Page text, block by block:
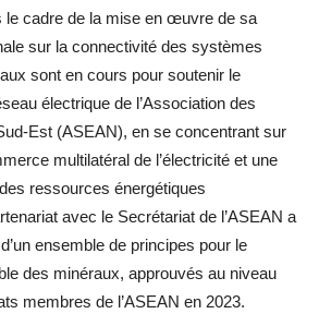
le cadre de la mise en œuvre de sa
sur la connectivité des systèmes
sont en cours pour soutenir le
électrique de l’Association des
Est (ASEAN), en se concentrant sur
multilatéral de l’électricité et une
ressources énergétiques
avec le Secrétariat de l’ASEAN a
ensemble de principes pour le
des minéraux, approuvés au niveau
membres de l’ASEAN en 2023.